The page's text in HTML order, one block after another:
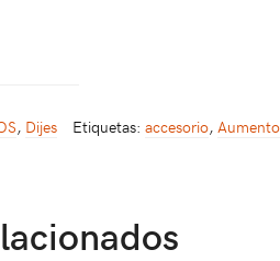
, Dijes Etiquetas: accesorio,